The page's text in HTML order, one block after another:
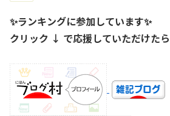
✨ランキングに参加しています✨
クリック ↓ で応援していただけた